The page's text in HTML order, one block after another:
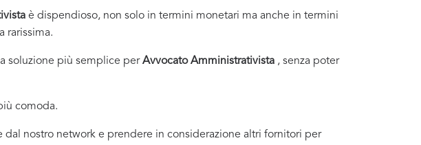
è dispendioso, non solo in termini monetari ma anche in termini
rarissima.
soluzione più semplice perAvvocato Amministrativista , senza poter
comoda.
nostro network e prendere in considerazione altri fornitori per